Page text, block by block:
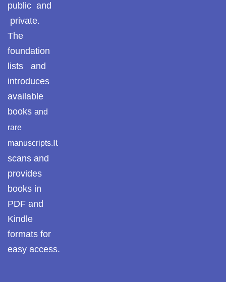
public and
private.
The
foundation
lists and
introduces
available
books and
rare
manuscripts.It
scans and
provides
books in
PDF and
Kindle
formats for
easy access.